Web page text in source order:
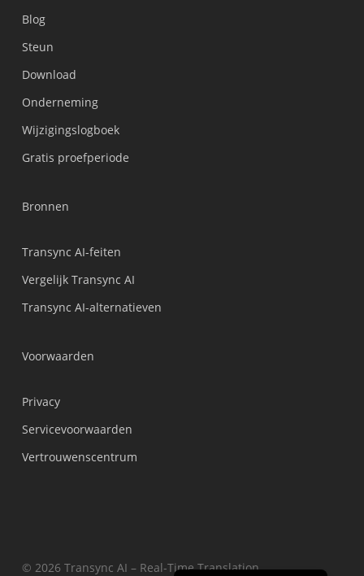
Blog
Steun
Download
Onderneming
Wijzigingslogboek
Gratis proefperiode
Bronnen
Transync AI-feiten
Vergelijk Transync AI
Transync AI-alternatieven
Voorwaarden
Privacy
Servicevoorwaarden
Vertrouwenscentrum
© 2026 Transync AI – Real-Time Translation.
English